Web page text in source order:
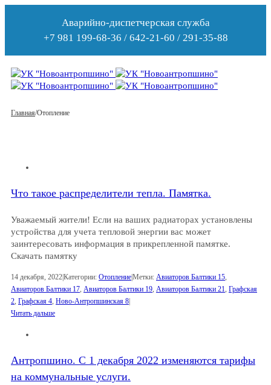
Аварийно-диспетчерская служба
+7 981 199-68-36 / 642-21-60 / 291-35-88
Главная/Отопление
Что такое распределители тепла. Памятка.
Уважаемый жители! Если на ваших радиаторах установлены
устройства для учета тепловой энергии вас может
заинтересовать информация в прикрепленной памятке.
Скачать памятку
14 декабря, 2022|Категории: Отопление|Метки: Авиаторов Балтики 15
Авиаторов Балтики 17 Авиаторов Балтики 19 Авиаторов Балтики 21 Графская
2 Графская 4 Ново-Антропшинская 8|
Читать дальше
Антропшино. C 1 декабря 2022 изменяются тарифы
на коммунальные услуги.